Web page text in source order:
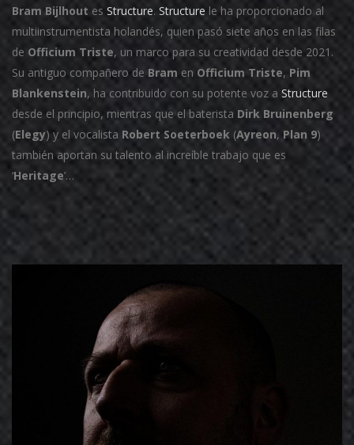
Bram Bijlhout es Structure. Structure le ha proporcionado al
multiinstrumentista holandés, quien pasó siete años en las filas
de Officium Triste, un marco para su creatividad desde 2021.
Su antiguo compañero de Bram en Officium Triste, Pim
Blankenstein, ha contribuido con su potente voz a Structure
desde el principio, mientras que el baterista Dirk Bruinenberg
(Elegy) y el vocalista Robert Soeterboek (Ayreon, Plan 9)
también aportan su talento al increíble trabajo que es
‘Heritage’…